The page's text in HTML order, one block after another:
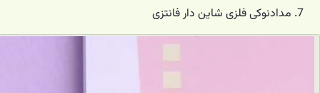
مدادنوکی فلزی شاین دار فانتزی